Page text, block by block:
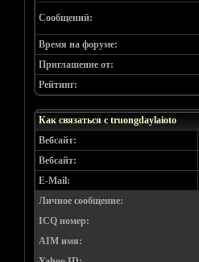
Сообщений:
Время на форуме:
Приглашение от:
Рейтинг:
Как связаться с truongdaylaioto
Вебсайт:
Вебсайт:
E-Mail:
Личное сообщение:
ICQ номер:
AIM имя: